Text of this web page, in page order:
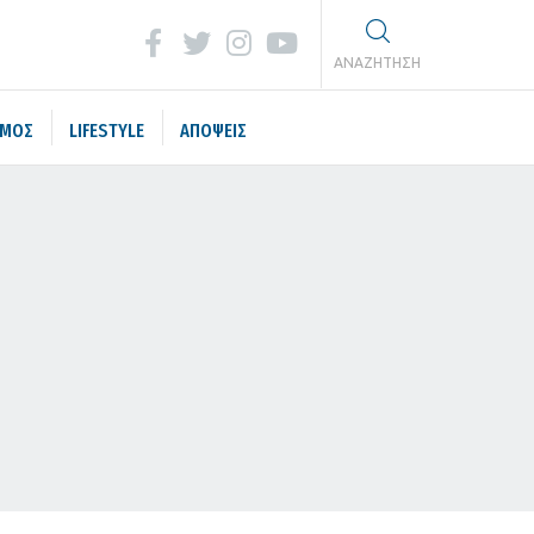
ΑΝΑΖΗΤΗΣΗ
LIFESTYLE ΑΠΟΨΕΙΣ